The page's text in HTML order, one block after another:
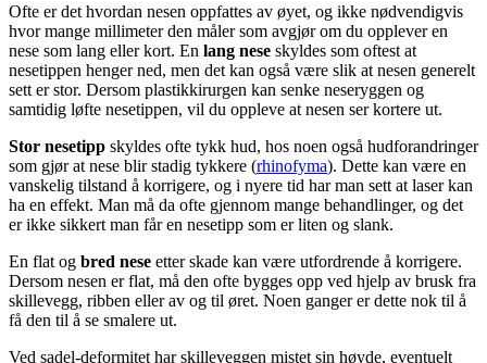
Ofte er det hvordan nesen oppfattes av øyet, og ikke nødvendigvis
hvor mange millimeter den måler som avgjør om du opplever en
nese som lang eller kort. En lang nese skyldes som oftest at
nesetippen henger ned, men det kan også være slik at nesen generelt
sett er stor. Dersom plastikkirurgen kan senke neseryggen og
samtidig løfte nesetippen, vil du oppleve at nesen ser kortere ut.
Stor nesetipp skyldes ofte tykk hud, hos noen også hudforandringer
som gjør at nese blir stadig tykkere (rhinofyma). Dette kan være en
vanskelig tilstand å korrigere, og i nyere tid har man sett at laser kan
ha en effekt. Man må da ofte gjennom mange behandlinger, og det
er ikke sikkert man får en nesetipp som er liten og slank.
En flat og bred nese etter skade kan være utfordrende å korrigere.
Dersom nesen er flat, må den ofte bygges opp ved hjelp av brusk fra
skillevegg, ribben eller av og til øret. Noen ganger er dette nok til å
få den til å se smalere ut.
Ved sadel-deformitet har skilleveggen mistet sin høyde, eventuelt